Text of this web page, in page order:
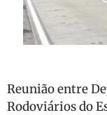
Reunião entre
Rodoviários do